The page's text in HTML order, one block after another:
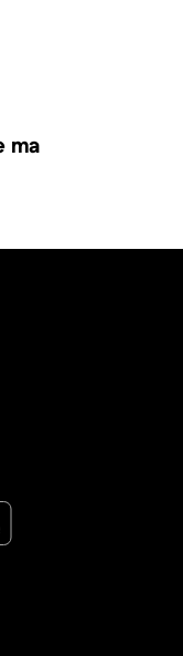
ma